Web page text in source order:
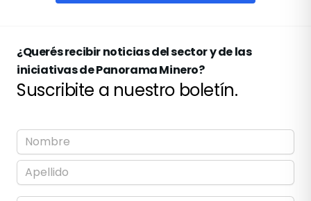
¿Querés recibir noticias del sector y de las
iniciativas de Panorama Minero?
Suscribite a nuestro boletín.